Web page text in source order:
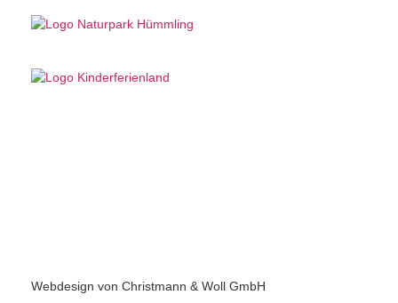
Webdesign von Christmann & Woll GmbH